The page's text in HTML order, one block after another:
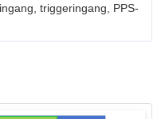
triggeringang, PPS-